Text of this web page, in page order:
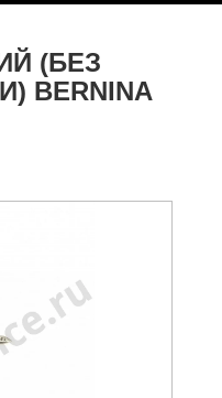
(БЕЗ
BERNINA